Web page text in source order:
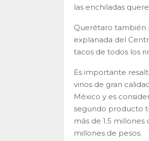
las enchiladas
Querétaro también
explanada del
tacos de todos los
Es importante
vinos de gran
México y es
segundo producto
más de 1.5
millones de pesos.